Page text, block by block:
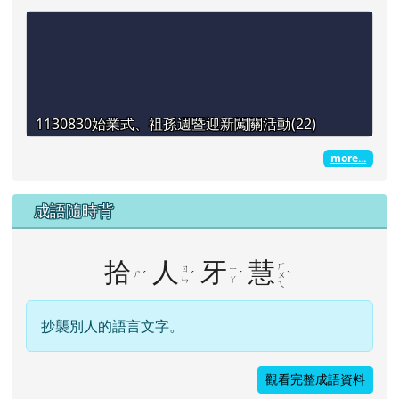
1130830始業式、祖孫週暨迎新闖關活動(22)
more...
成語隨時背
拾 ㄕ ˊ 人
ㄖ
ㄣ ˊ 牙 ㄧ
ㄚ ˊ 慧 ㄏ
ㄨ
ㄟ
ˋ
抄襲別人的語言文字。
觀看完整成語資料